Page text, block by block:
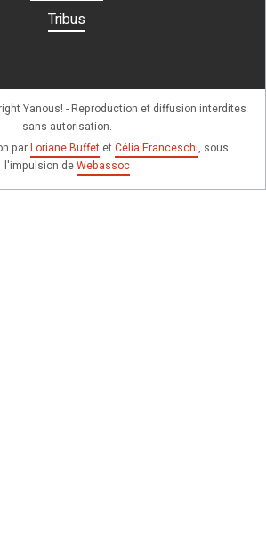
Tribus
Yanous! - Reproduction et diffusion interdites
sans autorisation.
parLoriane Buffetet Célia Franceschi, sous
l'impulsion deWebassoc